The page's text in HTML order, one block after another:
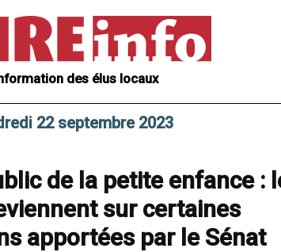
des élus locaux
22 septembre 2023
de la petite enfance :
sur certaines
apportées par le Sénat